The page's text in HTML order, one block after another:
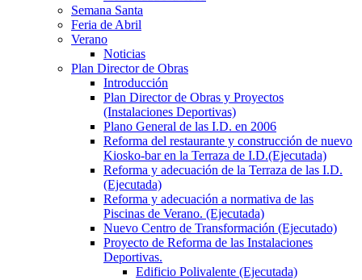
Semana Santa
Feria de Abril
Verano
Noticias
Plan Director de Obras
Introducción
Plan Director de Obras y Proyectos
(Instalaciones Deportivas)
Plano General de las I.D. en 2006
Reforma del restaurante y construcción de nuevo
Kiosko-bar en la Terraza de I.D.(Ejecutada)
Reforma y adecuación de la Terraza de las I.D.
(Ejecutada)
Reforma y adecuación a normativa de las
Piscinas de Verano. (Ejecutada)
Nuevo Centro de Transformación (Ejecutado)
Proyecto de Reforma de las Instalaciones
Deportivas.
Edificio Polivalente (Ejecutada)